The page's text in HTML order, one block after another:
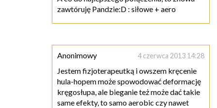
zawtóruję Pandzie:D : siłowe + aero
Anonimowy 4 czerwca 2013 14:28
Jestem fizjoterapeutką i owszem kręcenie
hula-hopem może spowodować deformację
kręgosłupa, ale bieganie też może dać takie
same efekty, to samo aerobic czy nawet